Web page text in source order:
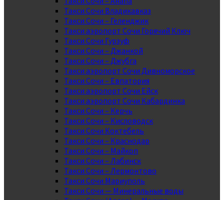
Такси Сочи Владикавказ
Такси Сочи – Геленджик
Такси аэропорт Сочи Горячий Ключ
Такси Сочи Гурзуф
Такси Сочи – Джанкой
Такси Сочи – Джубга
Такси аэропорт Сочи Дивноморское
Такси Сочи – Евпатория
Такси аэропорт Сочи Ейск
Такси аэропорт Сочи Кабардинка
Такси Сочи – Керчь
Такси Сочи – Кисловодск
Такси Сочи Коктебель
Такси Сочи – Краснодар
Такси Сочи – Майкоп
Такси Сочи – Лабинск
Такси Сочи – Лермонтово
Такси Сочи Мариуполь
Такси Сочи — Минеральные воды